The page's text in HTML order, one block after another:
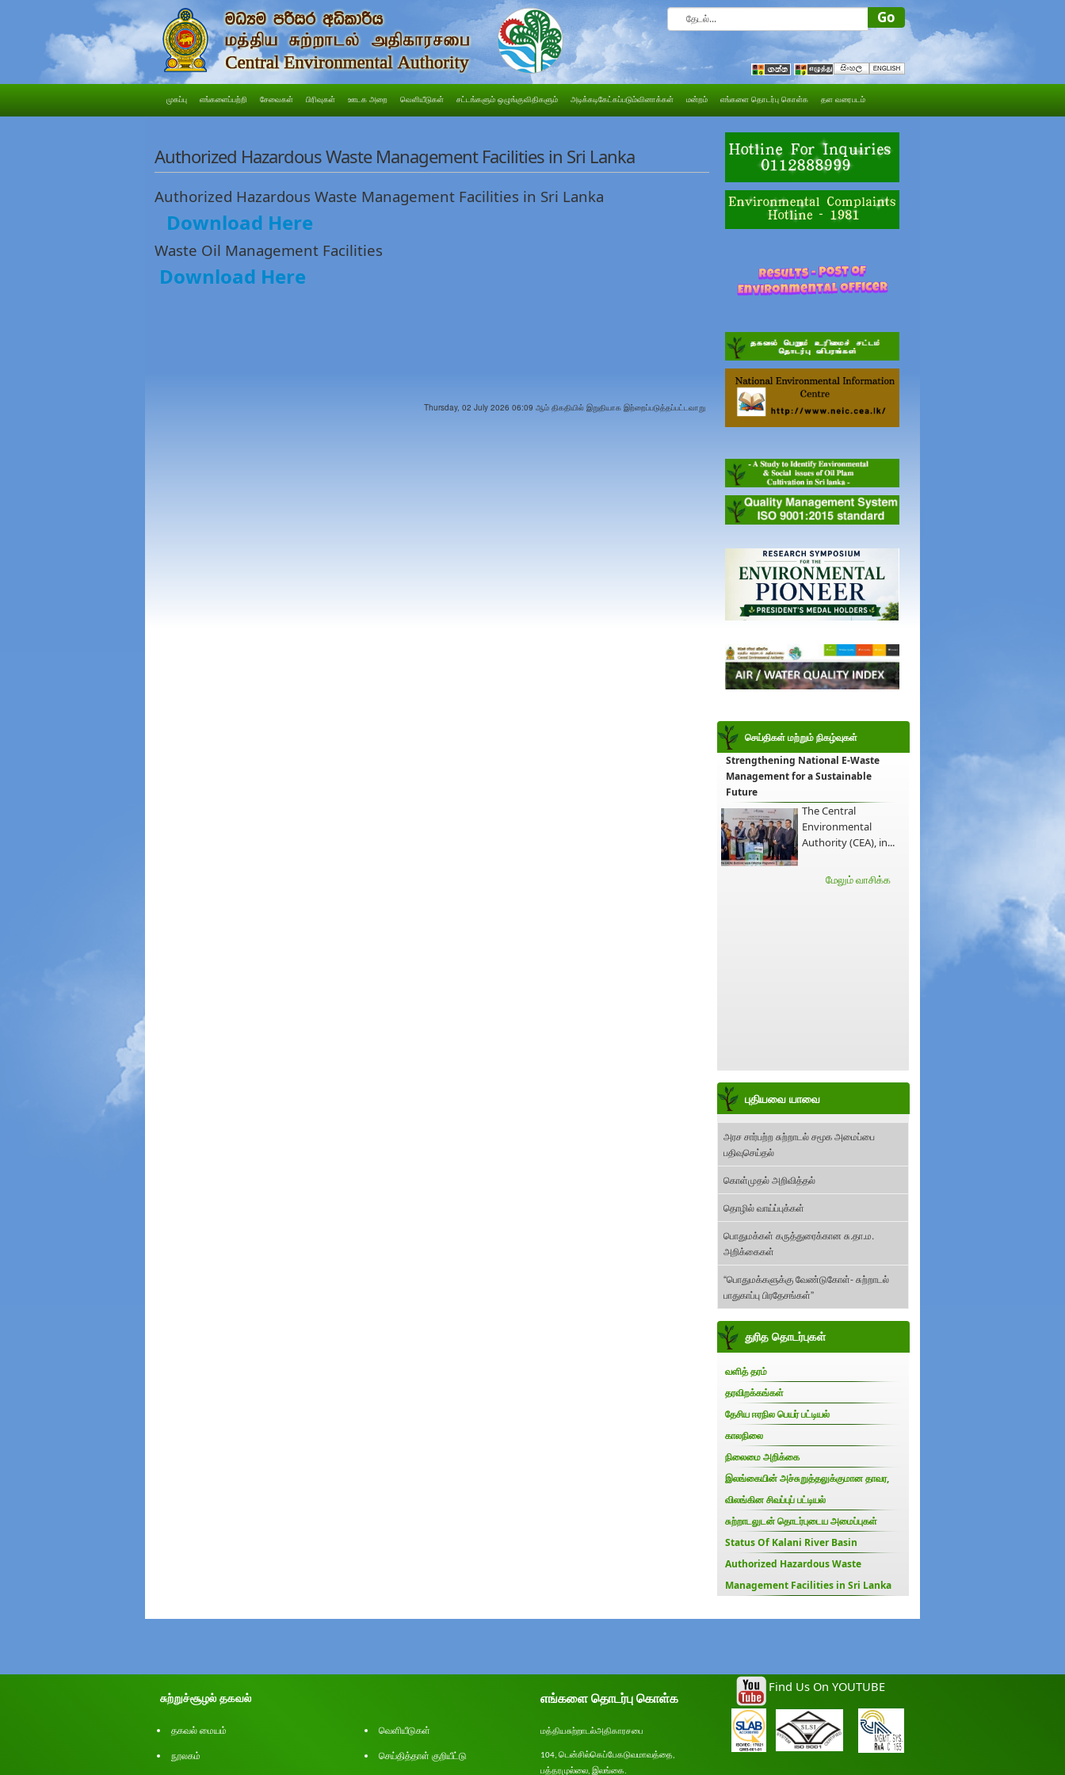
முகப்பு எங்களைப்பற்றி சேவைகள் பிரிவுகள் ஊடக அறை வெளியீடுகள் சட்டங்களும் ஒழுங்குவிதிகளும் அடிக்கடிகேட்கப்படும்வினாக்கள் மன்றம் எங்களை தொடர்பு கொள்க தள வரைபடம்
Authorized Hazardous Waste Management Facilities in Sri Lanka
Authorized Hazardous Waste Management Facilities in Sri Lanka
Download Here
Waste Oil Management Facilities
Download Here
Thursday, 02 July 2026 06:09 ஆம் திகதியில் இறுதியாக இற்றைப்படுத்தப்பட்டவாறு
செய்திகள் மற்றும் நிகழ்வுகள்
Strengthening National E-Waste
Management for a Sustainable
Future
The Central
Environmental
Authority (CEA), in...
மேலும் வாசிக்க
புதியவை யாவை
அரச சார்பற்ற சுற்றாடல் சமூக அமைப்பை
பதிவுசெய்தல்
கொள்முதல் அறிவித்தல்
தொழில் வாய்ப்புக்கள்
பொதுமக்கள் கருத்துரைக்கான சு.தா.ம.
அறிக்கைகள்
“பொதுமக்களுக்கு வேண்டுகோள்- சுற்றாடல்
பாதுகாப்பு பிரதேசங்கள்”
துரித தொடர்புகள்
வளித் தரம்
தரவிறக்கங்கள்
தேசிய ஈரநில பெயர் பட்டியல்
காலநிலை
நிலைமை அறிக்கை
இலங்கையின் அச்சுறுத்தலுக்குமான தாவர,
விலங்கின சிவப்புப் பட்டியல்
சுற்றாடலுடன் தொடர்புடைய அமைப்புகள்
Status Of Kalani River Basin
Authorized Hazardous Waste
Management Facilities in Sri Lanka
சுற்றுச்சூழல் தகவல்
தகவல் மையம்
வெளியீடுகள்
நூலகம்
செய்தித்தாள் குறியீட்டு
எங்களை தொடர்பு கொள்க
மத்தியசுற்றாடல்அதிகாரசபை
104, டென்சில்கெப்பேகடுவமாவத்தை,
பத்தரமுல்லை, இலங்கை
Find Us On YOUTUBE